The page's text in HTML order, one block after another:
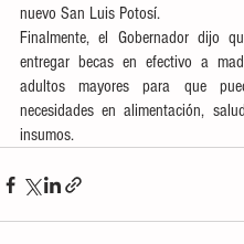
nuevo San Luis Potosí.
Finalmente, el Gobernador dijo
entregar becas en efectivo a
adultos mayores para que
necesidades en alimentación,
insumos.